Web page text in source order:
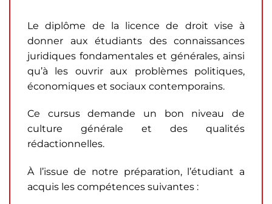
Le diplôme de la licence de droit vise à
donner aux étudiants des connaissances
juridiques fondamentales et générales, ainsi
qu’à les ouvrir aux problèmes politiques,
économiques et sociaux contemporains.
Ce cursus demande un bon niveau de
culture générale et des qualités
rédactionnelles.
À l’issue de notre préparation, l’étudiant a
acquis les compétences suivantes :